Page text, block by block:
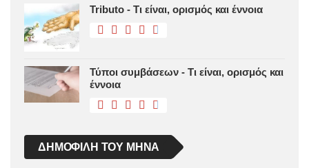
Tributo - Τι είναι, ορισμός και έννοια
Τύποι συμβάσεων - Τι είναι, ορισμός και
έννοια
ΔΗΜΟΦΙΛΉ ΤΟΥ ΜΉΝΑ